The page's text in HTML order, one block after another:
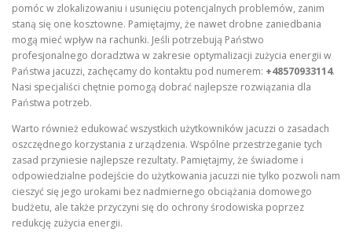
pomóc w zlokalizowaniu i usunięciu potencjalnych problemów, zanim
staną się one kosztowne. Pamiętajmy, że nawet drobne zaniedbania
mogą mieć wpływ na rachunki. Jeśli potrzebują Państwo
profesjonalnego doradztwa w zakresie optymalizacji zużycia energii w
Państwa jacuzzi, zachęcamy do kontaktu pod numerem: +48570933114.
Nasi specjaliści chętnie pomogą dobrać najlepsze rozwiązania dla
Państwa potrzeb.
Warto również edukować wszystkich użytkowników jacuzzi o zasadach
oszczędnego korzystania z urządzenia. Wspólne przestrzeganie tych
zasad przyniesie najlepsze rezultaty. Pamiętajmy, że świadome i
odpowiedzialne podejście do użytkowania jacuzzi nie tylko pozwoli nam
cieszyć się jego urokami bez nadmiernego obciążania domowego
budżetu, ale także przyczyni się do ochrony środowiska poprzez
redukcję zużycia energii.